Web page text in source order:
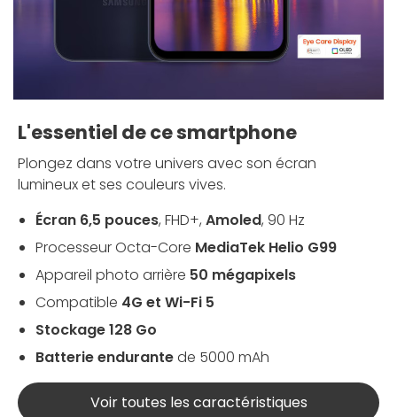
L'essentiel de ce smartphone
Plongez dans votre univers avec son écran
lumineux et ses couleurs vives.
Écran 6,5 pouces, FHD+, Amoled, 90 Hz
Processeur Octa-Core MediaTek Helio G99
Appareil photo arrière 50 mégapixels
Compatible 4G et Wi-Fi 5
Stockage 128 Go
Batterie endurantede 5000 mAh
Voir toutes les caractéristiques